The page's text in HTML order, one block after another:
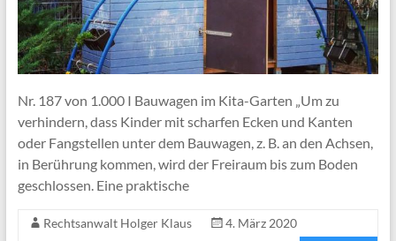
Nr. 187 von 1.000 I Bauwagen im Kita-Garten „Um zu
verhindern, dass Kinder mit scharfen Ecken und Kanten
oder Fangstellen unter dem Bauwagen, z. B. an den Achsen,
in Berührung kommen, wird der Freiraum bis zum Boden
geschlossen. Eine praktische
Rechtsanwalt Holger Klaus
4. März 2020